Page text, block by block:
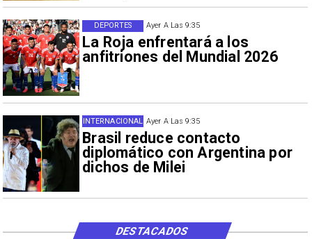
Ayer A Las 9:35
La Roja enfrentará a los
anfitriones del Mundial 2026
DEPORTES
Ayer A Las 9:35
Brasil reduce contacto
diplomático con Argentina por
dichos de Milei
INTERNACIONAL
DESTACADOS